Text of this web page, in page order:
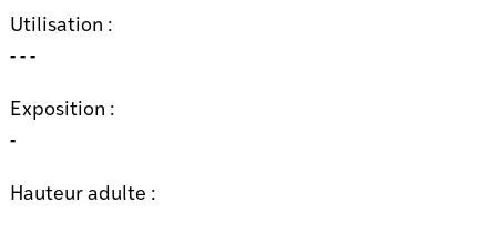
Utilisation :
- - -
Exposition :
-
Hauteur adulte :